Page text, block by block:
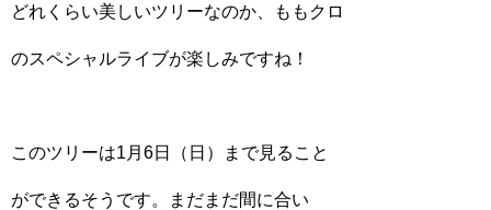
どれくらい美しいツリーなのか、ももクロ
のスペシャルライブが楽しみですね！
このツリーは1月6日（日）まで見ること
ができるそうです。まだまだ間に合い